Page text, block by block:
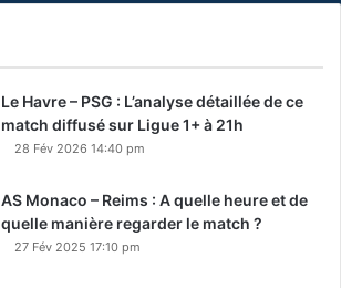
Le Havre – PSG : L’analyse détaillée de ce
match diffusé sur Ligue 1+ à 21h
28 Fév 2026 14:40 pm
AS Monaco – Reims : A quelle heure et de
quelle manière regarder le match ?
27 Fév 2025 17:10 pm